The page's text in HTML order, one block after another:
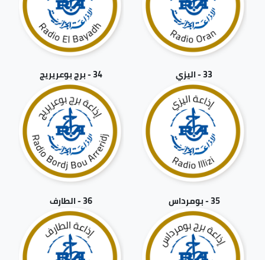
33 - اليزي 34 - برج بوعريريج
35 - بومرداس 36 - الطارف